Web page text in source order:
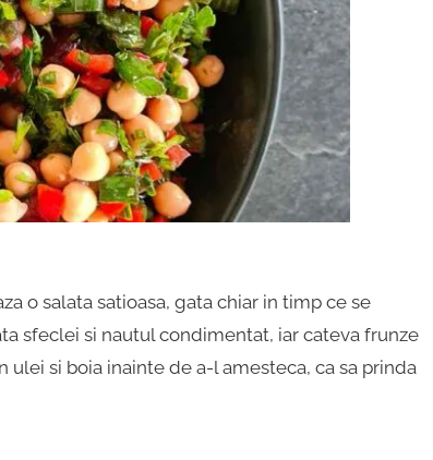
o salata satioasa, gata chiar in timp ce se
sfeclei si nautul condimentat, iar cateva frunze
si boia inainte de a-l amesteca, ca sa prinda